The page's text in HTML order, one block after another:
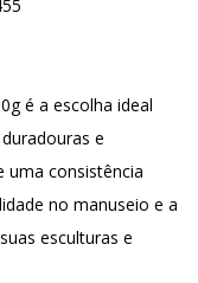
é a escolha ideal
e
uma consistência
no manuseio e a
esculturas e